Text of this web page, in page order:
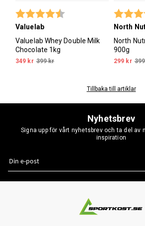
Betyg: 4.2 utav 5 stjärnor
Valuelab
Valuelab Whey Double Milk
Chocolate 1kg
349 kr 399 kr
Betyg:
North
North
900g
299 kr
Tillbaka till artiklar
Nyhetsbrev
Signa upp för vårt nyhetsbrev och ta del av
inspiration